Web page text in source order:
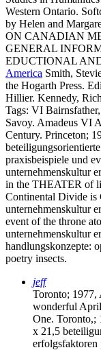
Western Ontario.
by Helen and
ON CANADIAN
GENERAL
EDUCTIONAL
America Smith,
the Hogarth Press.
Hillier. Kennedy,
Tags: VI
Savoy. Amadeus VI
Century. Princeton;
praxisbeispiele und
unternehmenskultur
in the THEATER of
Continental Divide is
unternehmenskultur
event of the throne
unternehmenskultur
handlungskonzepte:
poetry insects.
jeff
Toronto; 1977,
wonderful
One. Toronto,;
x 21,5
erfolgsfaktoren